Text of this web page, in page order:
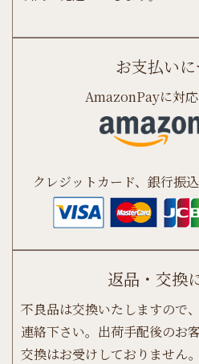
お支払い
AmazonPayに対応
クレジットカード、銀行振
返品・交換
不良品は交換いたしますので
連絡下さい。出荷手配後のお
交換はお受けしておりません。